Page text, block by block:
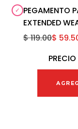
PEGAMENTO
EXTENDED
$ 119.00$